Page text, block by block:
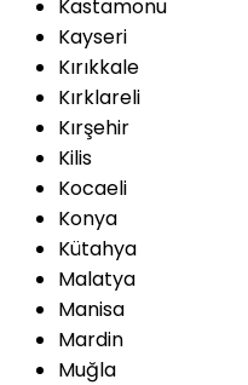
Kastamonu
Kayseri
Kırıkkale
Kırklareli
Kırşehir
Kilis
Kocaeli
Konya
Kütahya
Malatya
Manisa
Mardin
Muğla